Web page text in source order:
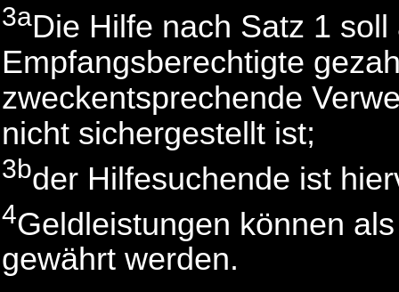
3aDie Hilfe nach Satz 1
Empfangsberechtigte
zweckentsprechende
nicht sichergestellt ist;
3bder Hilfesuchende ist
4Geldleistungen können
gewährt werden.